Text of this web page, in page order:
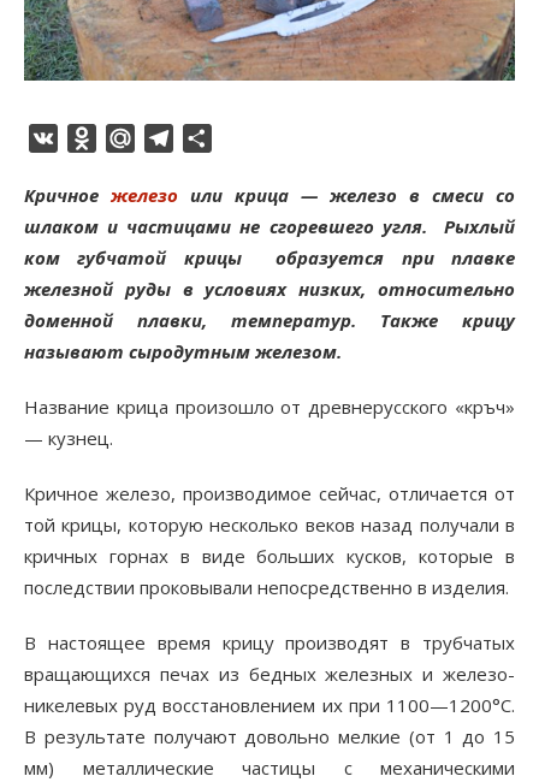
VK Odnoklassniki
Mail.RuTelegram
Кричное железо или крица — железо в смеси со
шлаком и частицами не сгоревшего угля. Рыхлый
ком губчатой крицы образуется при плавке
железной руды в условиях низких, относительно
доменной плавки, температур. Также крицу
называют сыродутным железом.
Название крица произошло от древнерусского «кръч»
— кузнец.
Кричное железо, производимое сейчас, отличается от
той крицы, которую несколько веков назад получали в
кричных горнах в виде больших кусков, которые в
последствии проковывали непосредственно в изделия.
В настоящее время крицу производят в трубчатых
вращающихся печах из бедных железных и железо-
никелевых руд восстановлением их при 1100—1200°С.
В результате получают довольно мелкие (от 1 до 15
мм) металлические частицы с механическими